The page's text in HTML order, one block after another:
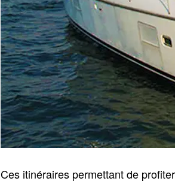
Ces itinéraires permettant de